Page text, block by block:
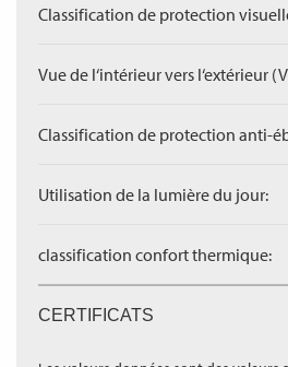
Classification de protection
Vue de l‘intérieur vers l‘extérieur
Classification de protection anti-
Utilisation de la lumière du jour:
classification confort thermique:
CERTIFICATS